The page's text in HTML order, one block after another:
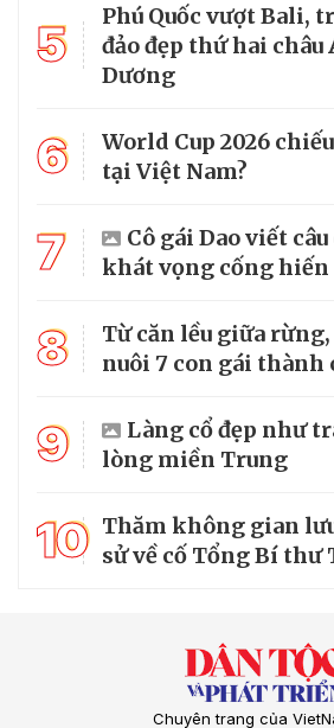
5
Phú Quốc vượt Bali,
đảo đẹp thứ hai
Dương
6
World Cup 2026
tại Việt Nam?
7
Cô gái Dao viết
khát vọng cống hiến
8
Từ căn lều giữa
nuôi 7 con gái thành
9
Làng cổ đẹp như
lòng miền Trung
10 Thăm không gian
sử về cố Tổng Bí
Chuyên trang của